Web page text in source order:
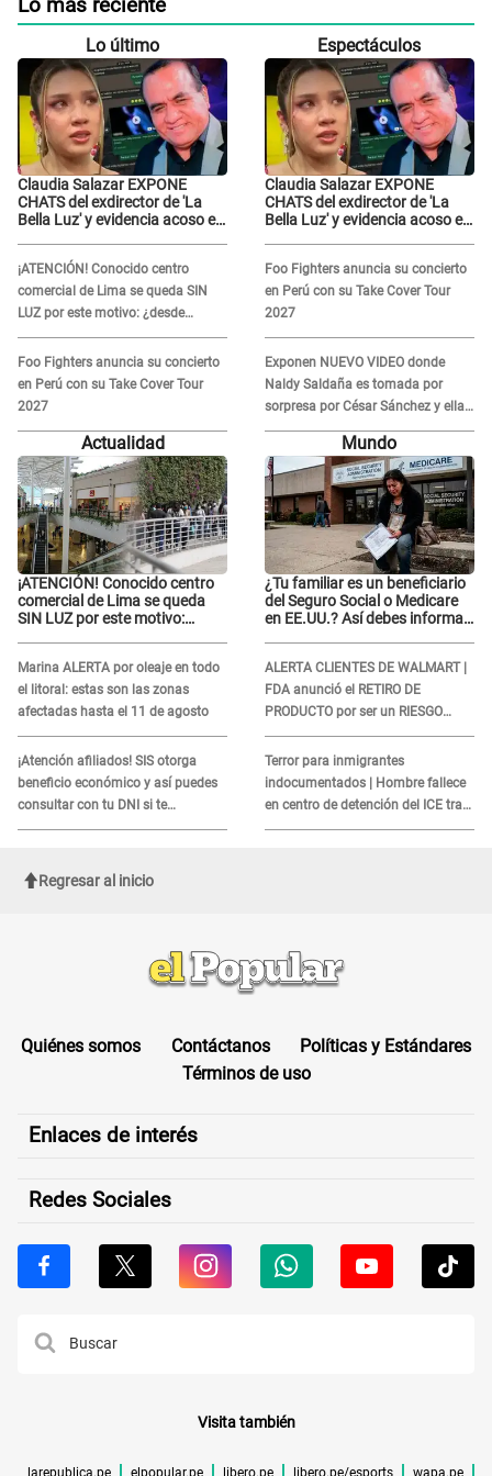
Lo más reciente
Lo último
Claudia Salazar EXPONE
CHATS del exdirector de 'La
Bella Luz' y evidencia acoso e
conmigo, no pasa nada"
¡ATENCIÓN! Conocido centro
comercial de Lima se queda SIN
LUZ por este motivo: ¿desde
cuándo atenderá?
Foo Fighters anuncia su concierto
en Perú con su Take Cover Tour
2027
Espectáculos
Claudia Salazar EXPONE
CHATS del exdirector de 'La
Bella Luz' y evidencia acoso e
Foo Fighters anuncia su concierto
en Perú con su Take Cover Tour
2027
Exponen NUEVO VIDEO donde
Naldy Saldaña es tomada por
sorpresa por César Sánchez y ella
evidencia su REACCIÓN: Le agarró
Actualidad
¡ATENCIÓN! Conocido centro
comercial de Lima se queda
SIN LUZ por este motivo:
Marina ALERTA por oleaje en todo
el litoral: estas son las zonas
afectadas hasta el 11 de agosto
¡Atención afiliados! SIS otorga
beneficio económico y así puedes
consultar con tu DNI si te
corresponde
Mundo
¿Tu familiar es un beneficiario
del Seguro Social o Medicare
en EE.UU.? Así debes informar
ALERTA CLIENTES DE WALMART |
FDA anunció el RETIRO DE
PRODUCTO por ser un RIESGO
MORTAL para consumidores: ¿Cuál
es?
Terror para inmigrantes
indocumentados | Hombre fallece
en centro de detención del ICE tras
sufrir una "emergencia médica"
Regresar al inicio
Quiénes somos Contáctanos
Políticas y Estándares
Términos de uso
Enlaces de interés
Redes Sociales
Visita también
larepublica.pe elpopular.pe libero.pe libero.pe/esports wapa.pe